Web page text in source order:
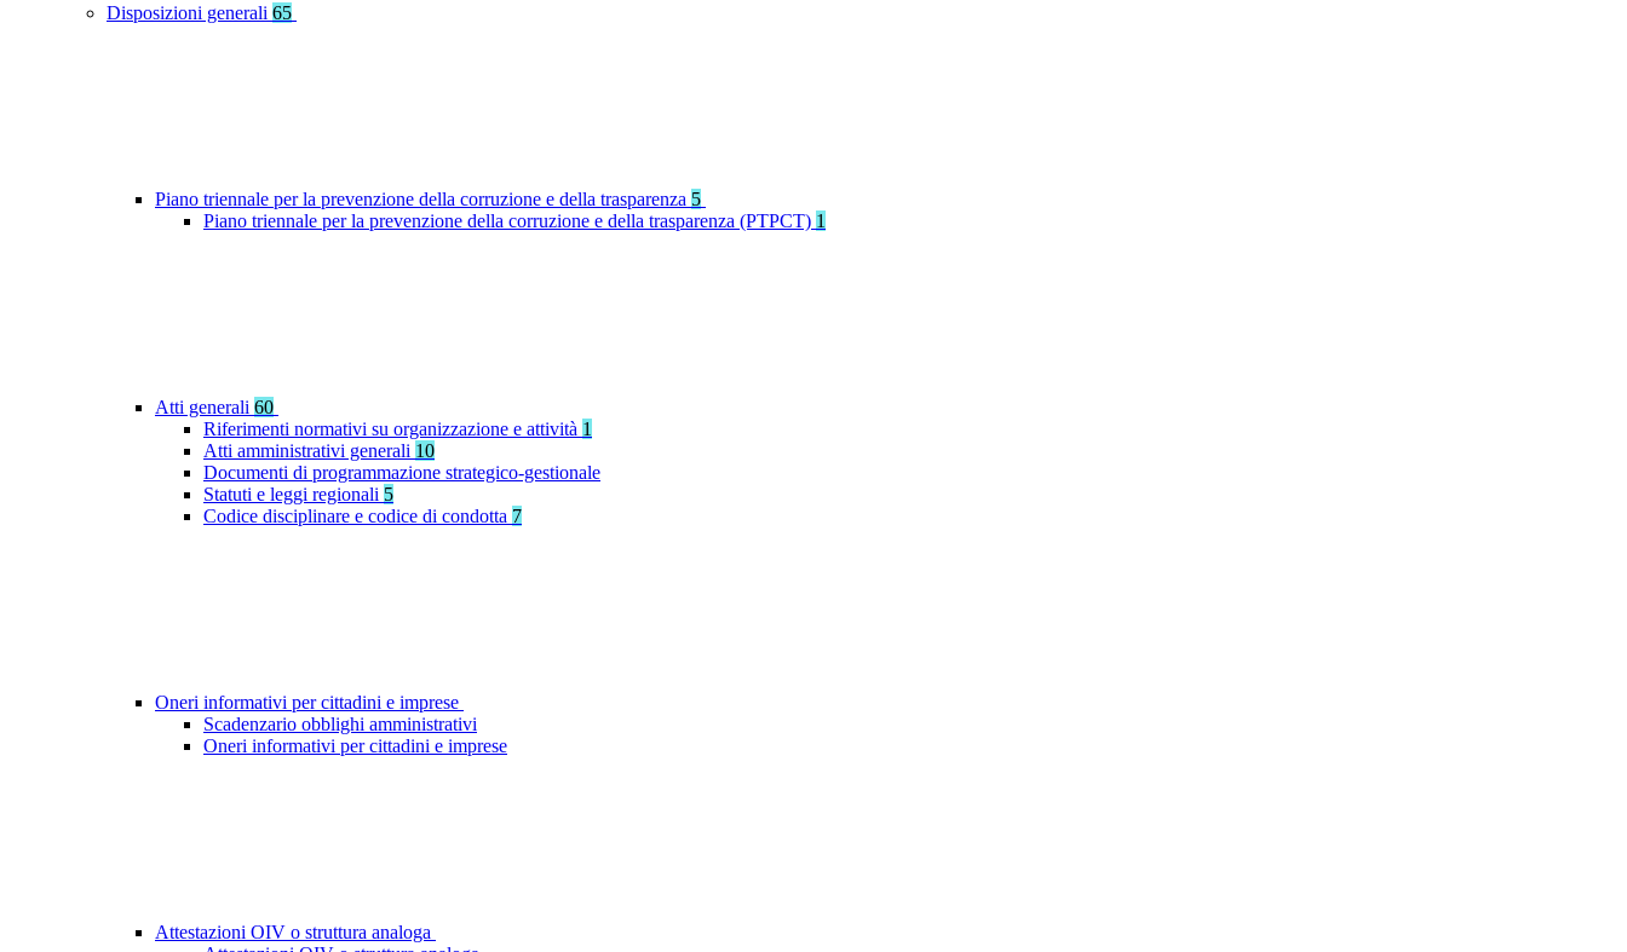
Disposizioni generali 65
Piano triennale per la prevenzione della corruzione e della trasparenza 5
Piano triennale per la prevenzione della corruzione e della trasparenza (PTPCT) 1
Atti generali 60
Riferimenti normativi su organizzazione e attività 1
Atti amministrativi generali 10
Documenti di programmazione strategico-gestionale
Statuti e leggi regionali 5
Codice disciplinare e codice di condotta 7
Oneri informativi per cittadini e imprese
Scadenzario obblighi amministrativi
Oneri informativi per cittadini e imprese
Attestazioni OIV o struttura analoga